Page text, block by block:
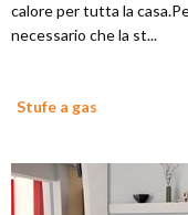
calore per tutta la
necessario che la st...
Stufe a gas